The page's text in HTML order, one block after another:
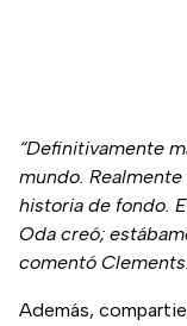
“Definitivamente
mundo.
historia de fondo.
Oda creó;
comentó Clements.
Además,